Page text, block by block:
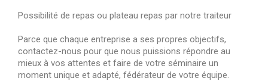
Possibilité de repas ou plateau repas par notre traiteur
Parce que chaque entreprise a ses propres objectifs,
contactez-nous pour que nous puissions répondre au
mieux à vos attentes et faire de votre séminaire un
moment unique et adapté, fédérateur de votre équipe.